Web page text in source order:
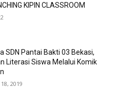
KIPIN CLASSROOM
SDN Pantai Bakti 03 Bekasi,
Literasi Siswa Melalui Komik
2019